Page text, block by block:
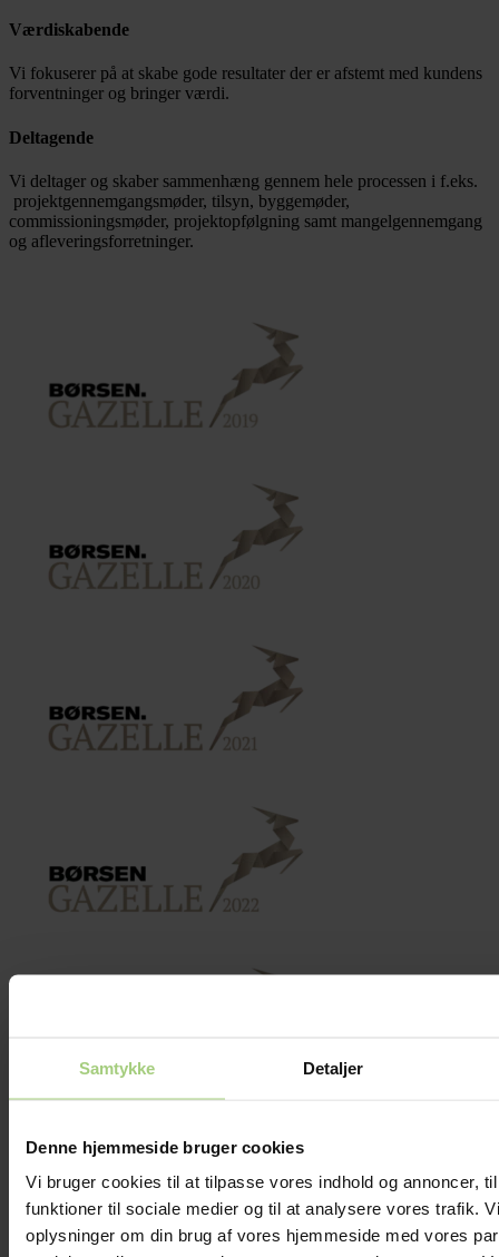
Samtykke Detaljer
Denne hjemmeside bruger cookies
Vi bruger cookies til at tilpasse vores indhold og annoncer,
funktioner til sociale medier og til at analysere vores trafik.
oplysninger om din brug af vores hjemmeside med vores
Værdiskabende
Vi fokuserer på at skabe gode resultater der er afstemt med kundens
forventninger og bringer værdi.
Deltagende
Vi deltager og skaber sammenhæng gennem hele processen i f.eks.
projektgennemgangsmøder, tilsyn, byggemøder,
commissioningsmøder, projektopfølgning samt mangelgennemgang
og afleveringsforretninger.